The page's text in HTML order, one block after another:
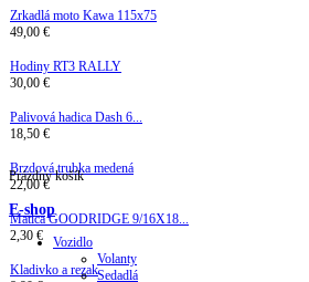
Zrkadlá moto Kawa 115x75
49,00 €
Hodiny RT3 RALLY
30,00 €
Palivová hadica Dash 6...
18,50 €
Brzdová trubka medená
22,00 €
Matica GOODRIDGE 9/16X18...
2,30 €
Kladivko a rezak
Prázdny košík
E-shop
Vozidlo
Volanty
Sedadlá